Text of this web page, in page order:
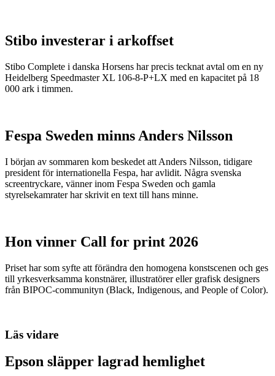
Stibo investerar i arkoffset
Stibo Complete i danska Horsens har precis tecknat avtal om en ny
Heidelberg Speedmaster XL 106-8-P+LX med en kapacitet på 18
000 ark i timmen.
Fespa Sweden minns Anders Nilsson
I början av sommaren kom beskedet att Anders Nilsson, tidigare
president för internationella Fespa, har avlidit. Några svenska
screentryckare, vänner inom Fespa Sweden och gamla
styrelsekamrater har skrivit en text till hans minne.
Hon vinner Call for print 2026
Priset har som syfte att förändra den homogena konstscenen och ges
till yrkesverksamma konstnärer, illustratörer eller grafisk designers
från BIPOC-communityn (Black, Indigenous, and People of Color).
Läs vidare
Epson släpper lagrad hemlighet